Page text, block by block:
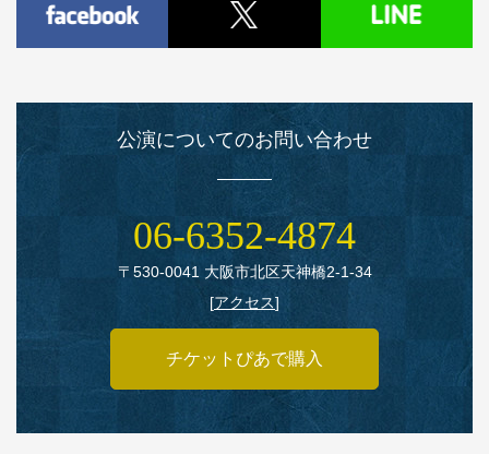
公演についてのお問い合わせ
06‑6352‑4874
〒530‑0041 大阪市北区天神橋2‑1‑34
[アクセス]
チケットぴあで購入